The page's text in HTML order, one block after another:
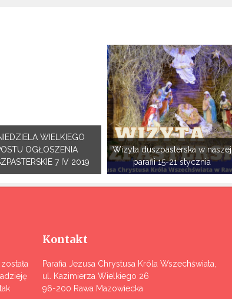
WIELKIEGO
OGŁOSZENIA
7 IV 2019
Wizyta duszpasterska w naszej
parafii 15-21 stycznia
Kontakt
Parafia Jezusa Chrystusa Króla Wszechświata,
ul. Kazimierza Wielkiego 26
96-200 Rawa Mazowiecka